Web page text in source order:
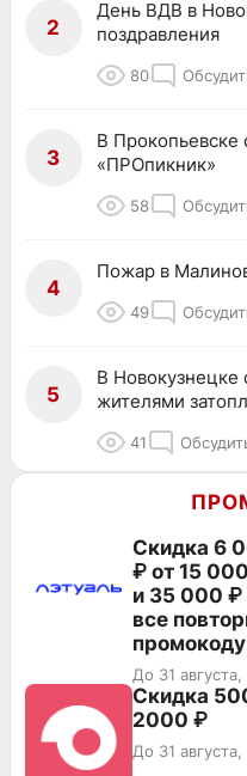
2
День ВДВ в
поздравления
80
3
В Прокопьевске
«ПРОпикник»
58
4
Пожар в
49
5
В Новокузнецке
жителями
41
Скидка 6
₽ от 15
и 35 000 ₽
все
До 31
Скидка
2000 ₽
До 31